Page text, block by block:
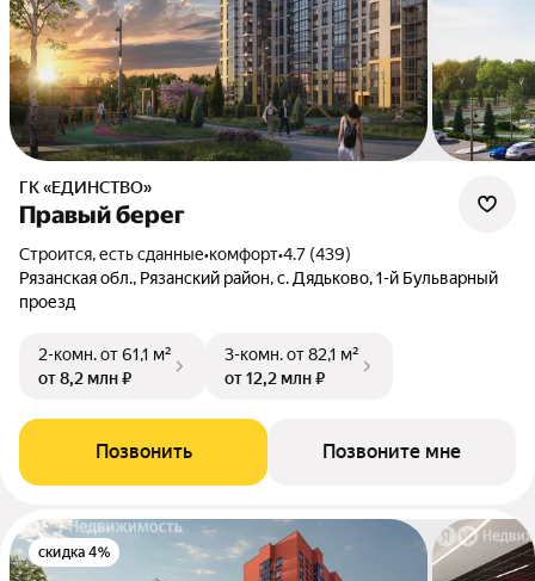
ГК «ЕДИНСТВО»
Правый берег
Строится, есть сданные•комфорт•4.7 (439)
Рязанская обл., Рязанский район, с. Дядьково, 1-й Бульварный
проезд
2-комн.от 61,1 м²
от 8,2 млн ₽
3-комн.от 82,1 м²
от 12,2 млн ₽
Позвонить Позвоните мне
скидка 4%